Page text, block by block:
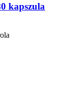
kapszula